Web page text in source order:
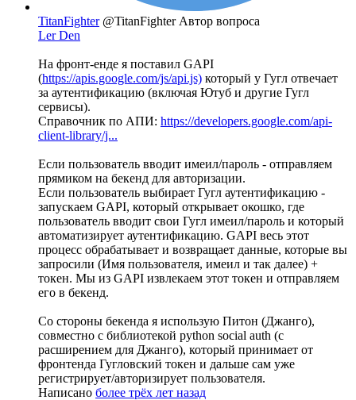
TitanFighter @TitanFighter Автор вопроса
Ler Den
На фронт-енде я поставил GAPI
(https://apis.google.com/js/api.js) который у Гугл отвечает
за аутентификацию (включая Ютуб и другие Гугл
сервисы).
Справочник по АПИ: https://developers.google.com/api-
client-library/j...
Если пользователь вводит имеил/пароль - отправляем
прямиком на бекенд для авторизации.
Если пользователь выбирает Гугл аутентификацию -
запускаем GAPI, который открывает окошко, где
пользователь вводит свои Гугл имеил/пароль и который
автоматизирует аутентификацию. GAPI весь этот
процесс обрабатывает и возвращает данные, которые вы
запросили (Имя пользователя, имеил и так далее) +
токен. Мы из GAPI извлекаем этот токен и отправляем
его в бекенд.
Со стороны бекенда я использую Питон (Джанго),
совместно с библиотекой python social auth (с
расширением для Джанго), который принимает от
фронтенда Гугловский токен и дальше сам уже
регистрирует/авторизирует пользователя.
Написано более трёх лет назад